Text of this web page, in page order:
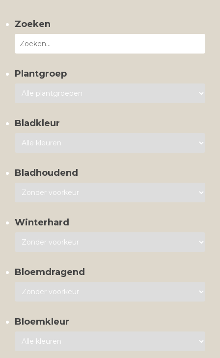
Zoeken
Plantgroep
Bladkleur
Bladhoudend
Winterhard
Bloemdragend
Bloemkleur